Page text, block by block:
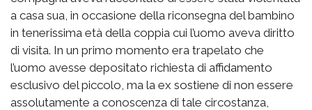
a casa sua, in occasione della riconsegna del bambino
in tenerissima età della coppia cui l’uomo aveva diritto
di visita. In un primo momento era trapelato che
l’uomo avesse depositato richiesta di affidamento
esclusivo del piccolo, ma la ex sostiene di non essere
assolutamente a conoscenza di tale circostanza,